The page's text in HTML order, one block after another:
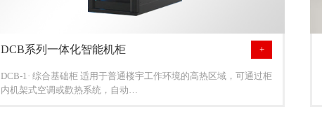
DCB系列一体化智能机柜 +
DCB-1· 综合基础柜 适用于普通楼宇工作环境的高热区域，可通过柜
内机架式空调或歡热系统，自动…